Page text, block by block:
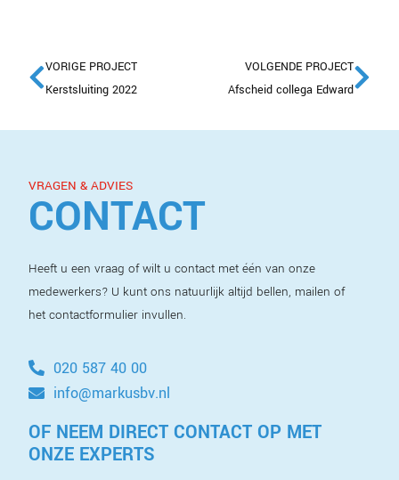
VORIGE PROJECT
Kerstsluiting 2022
VOLGENDE PROJECT
Afscheid collega Edward
VRAGEN & ADVIES
CONTACT
Heeft u een vraag of wilt u contact met één van onze
medewerkers? U kunt ons natuurlijk altijd bellen, mailen of
het contactformulier invullen.
020 587 40 00
info@markusbv.nl
OF NEEM DIRECT CONTACT OP MET
ONZE EXPERTS